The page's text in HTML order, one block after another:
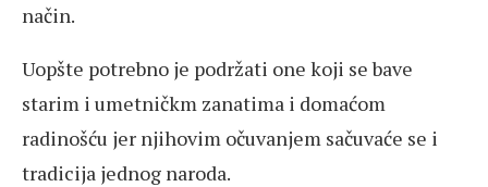
način.
Uopšte potrebno je podržati one koji se bave
starim i umetničkm zanatima i domaćom
radinošću jer njihovim očuvanjem sačuvaće se i
tradicija jednog naroda.